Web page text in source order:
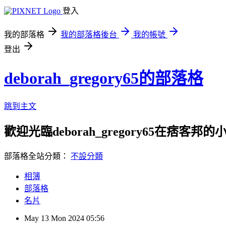
登入
我的部落格 我的部落格後台
我的帳號
登出
deborah_gregory65的部落格
跳到主文
歡迎光臨deborah_gregory65在痞客邦的
部落格全站分類： 不設分類
相簿
部落格
名片
May 13 Mon 2024 05:56